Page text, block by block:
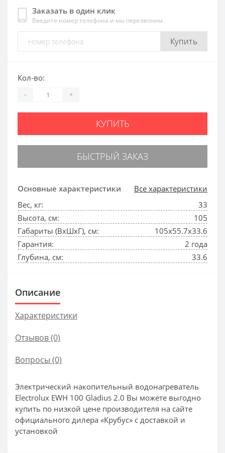
Заказать в один клик
Введите номер телефона и мы перезвоним
Купить
Основные характеристики
Все характеристики
Вес, кг:
33
Высота, см:
105
Габариты (ВхШхГ), см:
105х55.7х33.6
Гарантия:
2 года
Глубина, см:
33.6
Кол-во:
- +
КУПИТЬ
БЫСТРЫЙ ЗАКАЗ
Описание
Характеристики
Отзывов (0)
Вопросы (0)
Электрический накопительный водонагреватель
Electrolux EWH 100 Gladius 2.0 Вы можете выгодно
купить по низкой цене производителя на сайте
официального дилера «Крубус» с доставкой и
установкой